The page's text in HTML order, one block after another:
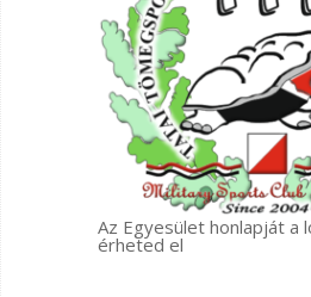
Az Egyesület honlapját a
érheted el